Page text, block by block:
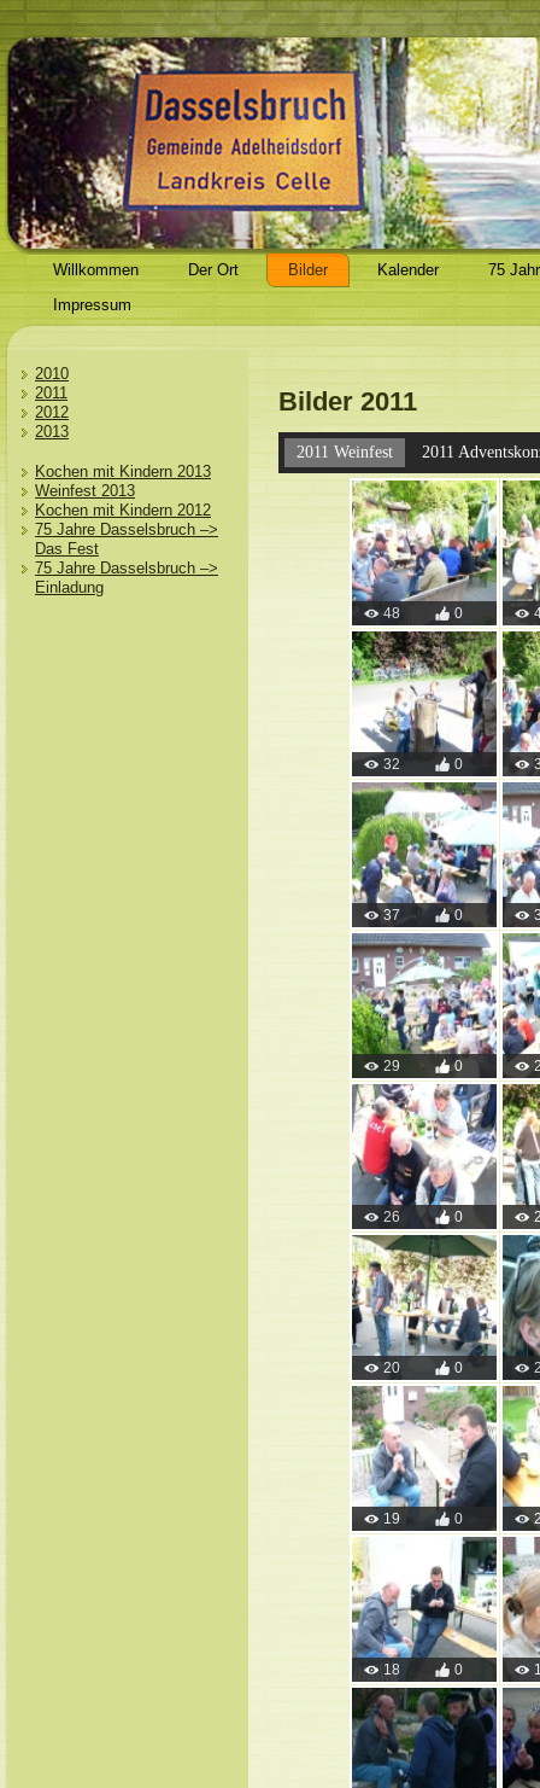
Willkommen Der Ort Bilder Kalender
75
Impressum
2010
2011
2012
2013
Kochen mit Kindern 2013
Weinfest 2013
Kochen mit Kindern 2012
75 Jahre Dasselsbruch –>
Das Fest
75 Jahre Dasselsbruch –>
Einladung
Bilder 2011
2011 Weinfest 2011
48 0
32 0
37 0
29 0
26 0
20 0
19 0
18 0